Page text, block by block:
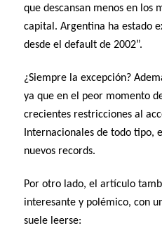
que descansan menos en los
capital. Argentina ha estado
desde el default de 2002”.
¿Siempre la excepción?
ya que en el peor momento
crecientes restricciones al
Internacionales de todo tipo,
nuevos records.
Por otro lado, el artículo
interesante y polémico, con
suele leerse: